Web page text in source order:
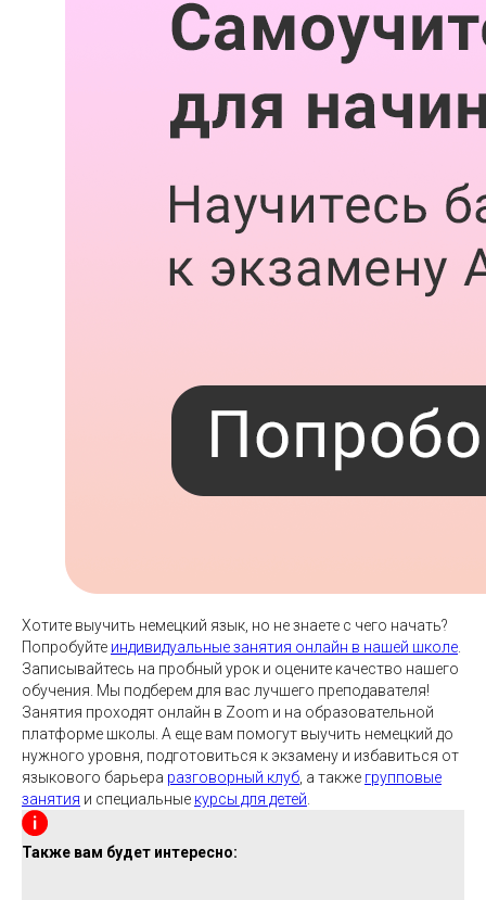
Хотите выучить немецкий язык, но не знаете с чего начать?
Попробуйте индивидуальные занятия онлайн в нашей школе
Записывайтесь на пробный урок и оцените качество нашего
обучения. Мы подберем для вас лучшего преподавателя!
Занятия проходят онлайн в Zoom и на образовательной
платформе школы. А еще вам помогут выучить немецкий до
нужного уровня, подготовиться к экзамену и избавиться от
языкового барьера разговорный клуб , а также групповые
занятия и специальные курсы для детей
Также вам будет интересно: